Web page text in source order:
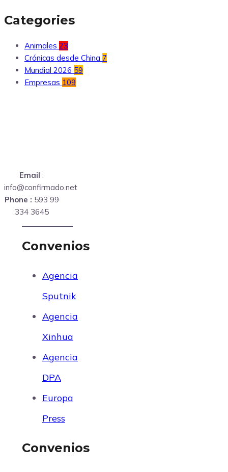
Categories
Animales 23
Crónicas desde China 7
Mundial 2026 59
Empresas 109
Email :
info@confirmado.net
Phone : 593 99
334 3645
Convenios
Agencia
Sputnik
Agencia
Xinhua
Agencia
DPA
Europa
Press
Convenios